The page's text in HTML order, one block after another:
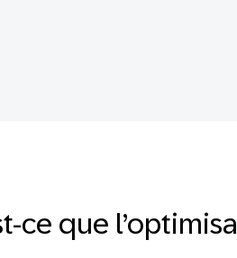
ce que